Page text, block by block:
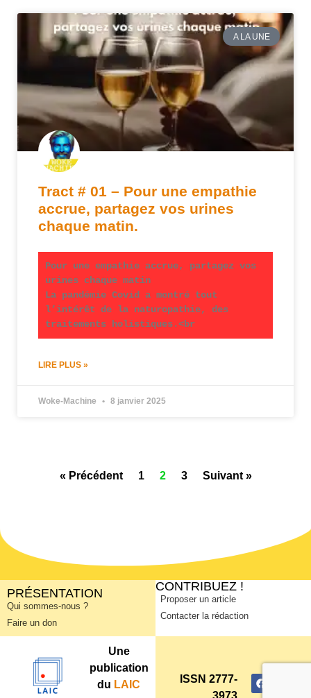
A LA UNE
Tract # 01 – Pour une empathie
accrue, partagez vos urines
chaque matin.
Pour une empathie accrue, partagez vos
urines chaque matin
La pandémie Covid a montré tout
l’intérêt de la naturopathie, des
traitements holistiques.<br
LIRE PLUS »
Woke-Machine 8 janvier 2025
« Précédent 1 2 3 Suivant »
PRÉSENTATION
Qui sommes-nous ?
Faire un don
CONTRIBUEZ !
Proposer un article
Contacter la rédaction
Une
publication
du LAIC
ISSN 2777-